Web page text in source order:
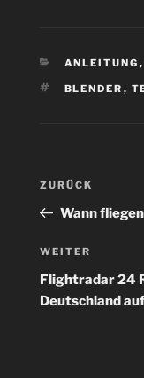
KATEGORIEN
ANLEITUNG ,
BLENDER ,
Vorheriger
Beitrag
ZURÜCK
Wann
Nächster
Beitrag
WEITER
Flightradar 24
Deutschland